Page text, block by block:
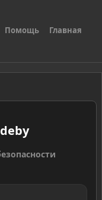
Помощь Главная